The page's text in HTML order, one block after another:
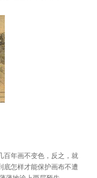
百年画不变色，反之，就
底怎样才能保护画布不遭